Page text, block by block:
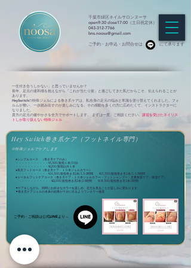
千葉市緑区ネイルサロンヌーサ
open9:30 close17:00（土日祝定休）
043-312-7766
bns.noosa@gmail.com
​ご予約・お申込・お問合せは
にて承ります
一生付き合うしかない」と思っていませんか？
長年、足元の違和感を抱えながら「これが当たり前」と過ごしてきた私だからこそ、伝えられることが
あります。
HeySwitchの特殊ジェルによる巻き爪ケアは、私自身の足元の悩みと常識を塗り替えてくれました。フォ
ルムが整い、一歩踏み出すのが楽しみになる。その感動を多くの方に広めたくて、インストラクターに
なりました。
貴方の足元の健やかさを全力でサポートします。 まずは一度、ご相談ください。
講習を受けたネイリス
トしか取り扱えない特殊ジェル
Hey Switch巻き爪ケア（フットネイル専門）
※特殊ジェルでケアします
​●シンプルコース （巻き爪ケアのみ）
・・・・・・・・・・・¥5,500/親指１本/30分
・・・・・・・・・・・¥2,200/親指以外１本
●美爪フットコース（巻き爪ケア・１０本ジェルカラー）
・・・・・・・・・・・¥16,500/親指巻き爪2本/1.5-2時間 ¥13,500/親指巻き爪1本/1-1.5時間
​●トータルフットケアコース（巻き爪ケア・１０本ジェルカラー・フットシャンプー・足裏角質ケア・保湿ケア）
・・・・・・・・・・・¥22,000/親指巻き爪2本/2.5時間 ¥18,500/親指巻き爪1本/2時間
⚪︎ケアをしながら、同時にお好きなカラーを楽しめ、足元を見ることが楽しみに変わります
​⚪︎巻き爪ケアジェルの本来の効果が十分に出るようワンカラー推奨
ご予約・ご相談は公式LINEより→